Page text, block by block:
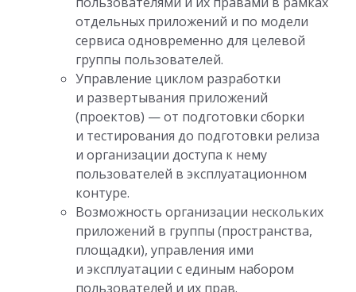
отдельных приложений и по модели
сервиса одновременно для целевой
группы пользователей.
Управление циклом разработки
и развертывания приложений
(проектов) — от подготовки сборки
и тестирования до подготовки релиза
и организации доступа к нему
пользователей в эксплуатационном
контуре.
Возможность организации нескольких
приложений в группы (пространства,
площадки), управления ими
и эксплуатации с единым набором
пользователей и их прав.